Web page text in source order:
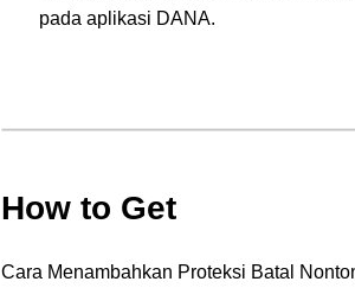
pada aplikasi DANA.
How to Get
Cara Menambahkan Proteksi Batal